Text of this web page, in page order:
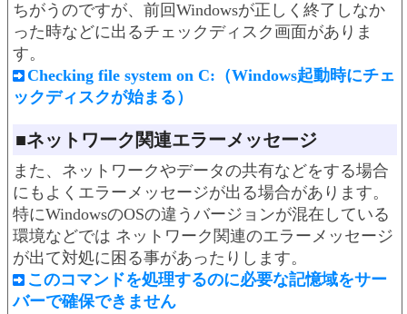
ちがうのですが、前回Windowsが正しく終了しなか
った時などに出るチェックディスク画面がありま
す。
Checking file system on C:（Windows起動時にチェ
ックディスクが始まる）
■ネットワーク関連エラーメッセージ
また、ネットワークやデータの共有などをする場合
にもよくエラーメッセージが出る場合があります。
特にWindowsのOSの違うバージョンが混在している
環境などでは ネットワーク関連のエラーメッセージ
が出て対処に困る事があったりします。
このコマンドを処理するのに必要な記憶域をサー
バーで確保できません